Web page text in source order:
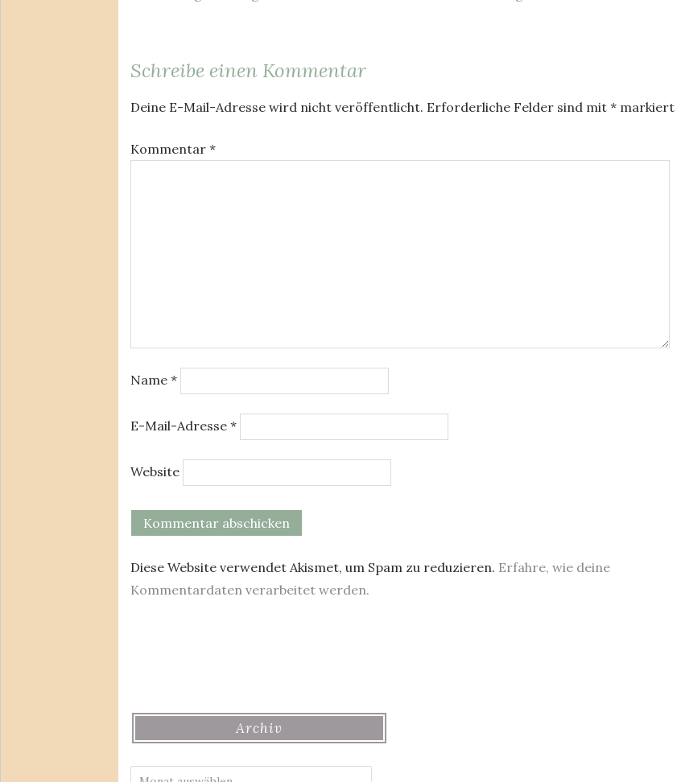
Schreibe einen Kommentar
Deine E-Mail-Adresse wird nicht veröffentlicht. Erforderliche Felder sind mit * markiert
Kommentar *
Name *
E-Mail-Adresse *
Website
Diese Website verwendet Akismet, um Spam zu reduzieren. Erfahre, wie deine
Kommentardaten verarbeitet werden.
Archiv